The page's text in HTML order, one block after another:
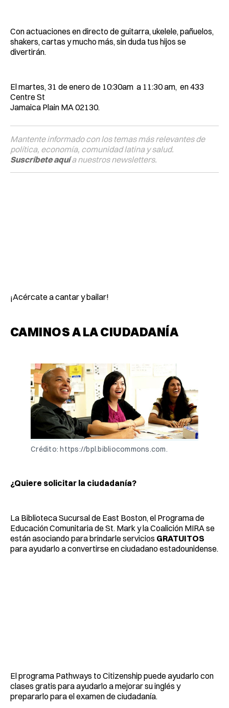
Con actuaciones en directo de guitarra, ukelele, pañuelos,
shakers, cartas y mucho más, sin duda tus hijos se
divertirán.
El martes, 31 de enero de 10:30am a 11:30 am, en 433
Centre St
Jamaica Plain MA 02130.
Mantente informado con los temas más relevantes de
política, economía, comunidad latina y salud.
Suscríbete aquía nuestros newsletters.
¡Acércate a cantar y bailar!
CAMINOS A LA CIUDADANÍA
Crédito: https://bpl.bibliocommons.com.
¿Quiere solicitar la ciudadanía?
La Biblioteca Sucursal de East Boston, el Programa de
Educación Comunitaria de St. Mark y la Coalición MIRA se
están asociando para brindarle servicios GRATUITOS
para ayudarlo a convertirse en ciudadano estadounidense.
El programa Pathways to Citizenship puede ayudarlo con
clases gratis para ayudarlo a mejorar su inglés y
prepararlo para el examen de ciudadanía.